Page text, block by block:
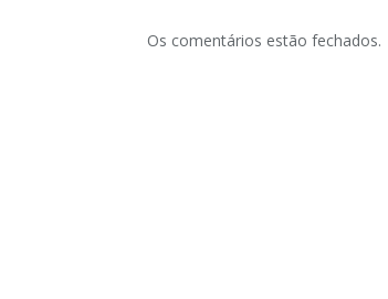
Os comentários estão fechados.